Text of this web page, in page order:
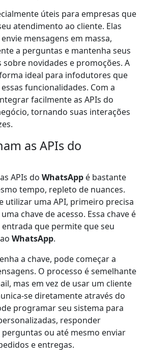
úteis para empresas que
atendimento ao cliente. Elas
mensagens em massa,
a perguntas e mantenha seus
novidades e promoções. A
ideal para infodutores que
funcionalidades. Com a
facilmente as APIs do
tornando suas interações
as APIs do
APIs do WhatsApp é bastante
tempo, repleto de nuances.
utilizar uma API, primeiro precisa
chave de acesso. Essa chave é
que permite que seu
WhatsApp.
a chave, pode começar a
O processo é semelhante
mas em vez de usar um cliente
se diretamente através do
programar seu sistema para
responder
ou até mesmo enviar
e entregas.